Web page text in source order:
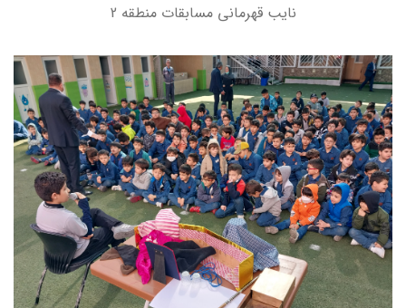
نایب قهرمانی مسابقات منطقه 2